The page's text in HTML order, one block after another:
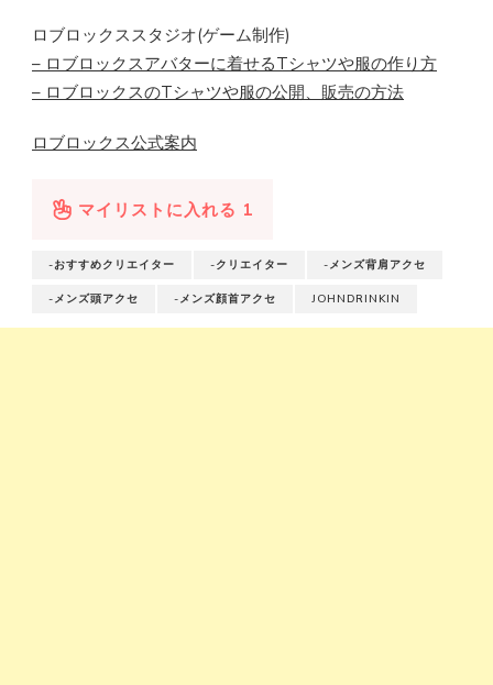
ロブロックススタジオ(ゲーム制作)
– ロブロックスアバターに着せるTシャツや服の作り方
– ロブロックスのTシャツや服の公開、販売の方法
ロブロックス公式案内
マイリストに入れる 1
-おすすめクリエイター -クリエイター -メンズ背肩アクセ
-メンズ頭アクセ -メンズ顔首アクセ JOHNDRINKIN